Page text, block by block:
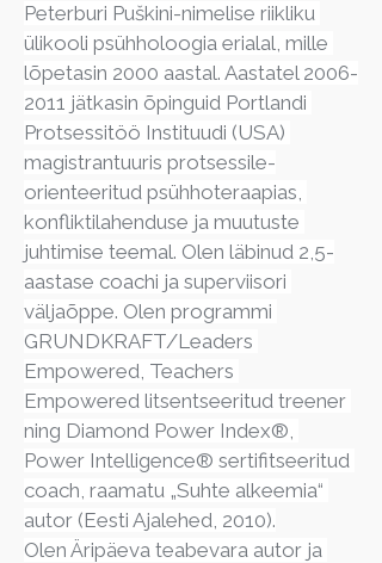
Peterburi Puškini-nimelise riikliku
ülikooli psühholoogia erialal, mille
lõpetasin 2000 aastal. Aastatel 2006-
2011 jätkasin õpinguid Portlandi
Protsessitöö Instituudi (USA)
magistrantuuris protsessile-
orienteeritud psühhoteraapias,
konfliktilahenduse ja muutuste
juhtimise teemal. Olen läbinud 2,5-
aastase coachi ja superviisori
väljaõppe. Olen programmi
GRUNDKRAFT/Leaders
Empowered, Teachers
Empowered litsentseeritud treener
ning Diamond Power Index®,
Power Intelligence® sertifitseeritud
coach, raamatu „Suhte alkeemia“
autor (Eesti Ajalehed, 2010).
Olen Äripäeva teabevara autor ja